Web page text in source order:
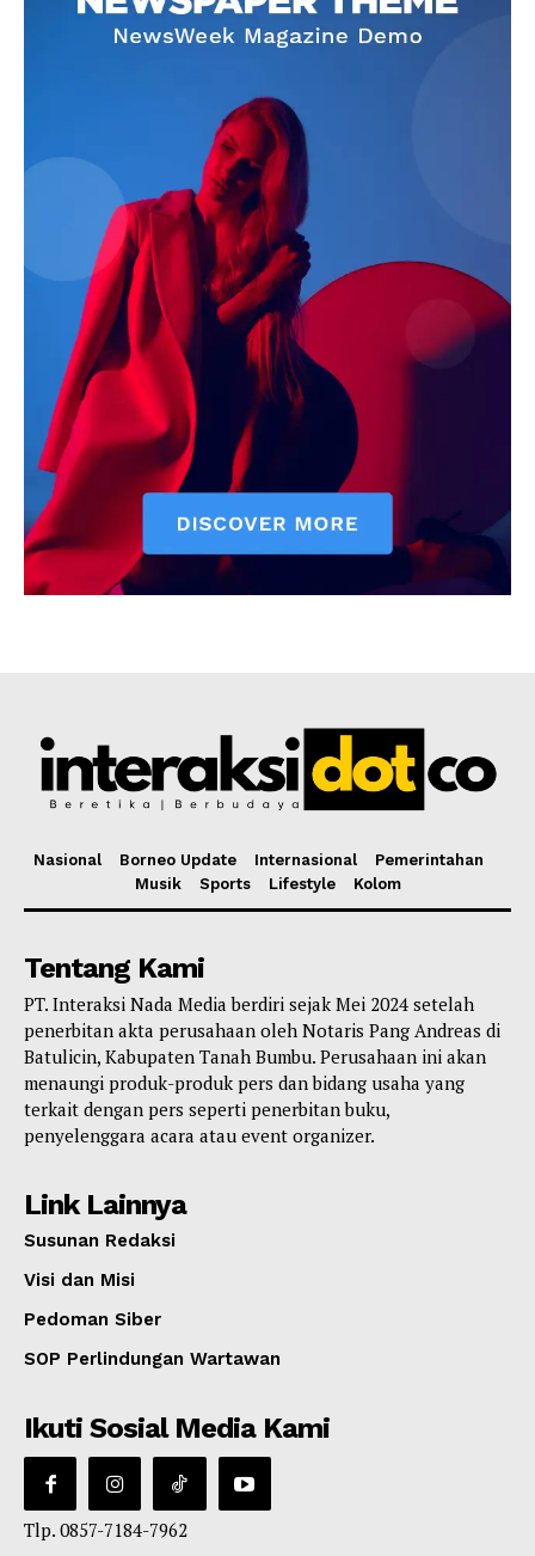
Nasional Borneo Update Internasional
Pemerintahan
Musik
Sports Lifestyle Kolom
Tentang Kami
PT. Interaksi Nada Media berdiri sejak Mei 2024 setelah
penerbitan akta perusahaan oleh Notaris Pang Andreas di
Batulicin, Kabupaten Tanah Bumbu. Perusahaan ini akan
menaungi produk-produk pers dan bidang usaha yang
terkait dengan pers seperti penerbitan buku,
penyelenggara acara atau event organizer.
Link Lainnya
Susunan Redaksi
Visi dan Misi
Pedoman Siber
SOP Perlindungan Wartawan
Ikuti Sosial Media Kami
Tlp. 0857-7184-7962